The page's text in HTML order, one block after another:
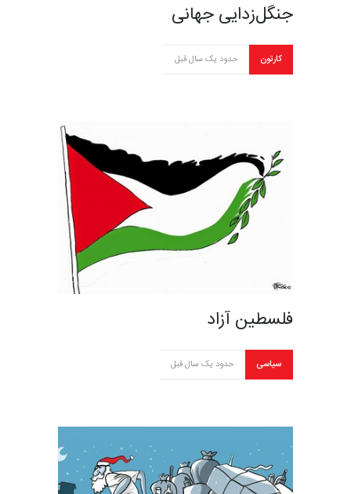
جنگل‌زدایی جهانی
کارتون حدود یک سال قبل
فلسطین آزاد
سیاسی حدود یک سال قبل